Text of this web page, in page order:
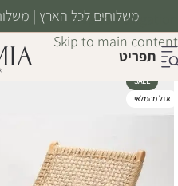
Skip to navigation
Skip to main content
משלוחים לכל הארץ | משלוח
תפריט
SALE
אזל מהמלאי